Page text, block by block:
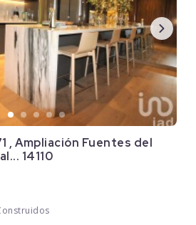
, Ampliación Fuentes del
14110